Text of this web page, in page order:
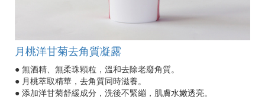
月桃洋甘菊去角質凝露
● 無酒精、無柔珠顆粒，溫和去除老廢角質。
● 月桃萃取精華，去角質同時滋養。
● 添加洋甘菊舒緩成分，洗後不緊繃，肌膚水嫩透亮。